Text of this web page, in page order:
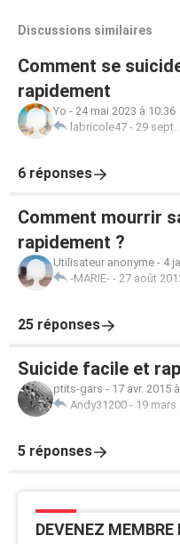
Discussions similaires
Comment se
rapidement
Yo - 24 mai 2023 à 10:36
labricole47 - 29 sept.
6 réponses
Comment mourrir
rapidement ?
Utilisateur anonyme - 4
-MARIE- - 27 août
25 réponses
Suicide facile et
ptits-gars - 17 avr. 2015
Andy31200 - 19 mars
5 réponses
DEVENEZ MEMBRE